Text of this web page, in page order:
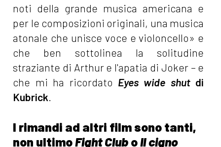
noti della grande musica americana e
per le composizioni originali, una musica
atonale che unisce voce e violoncello» e
che ben sottolinea la solitudine
straziante di Arthur e l'apatia di Joker – e
che mi ha ricordato Eyes wide shut di
Kubrick
I rimandi ad altri film sono tanti,
non ultimoFight Club oIl cigno